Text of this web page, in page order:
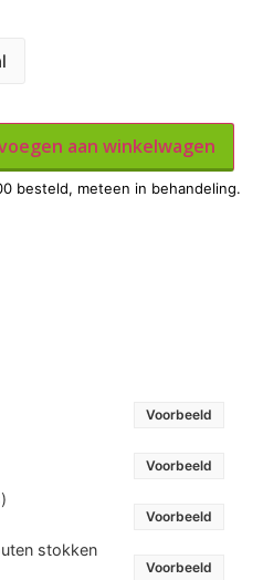
Voorbeeld
Voorbeeld
Voorbeeld
stokken
Voorbeeld
aan winkelwagen